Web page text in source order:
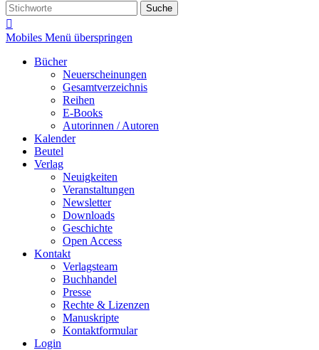
Suche

Mobiles Menü überspringen
Bücher
Neuerscheinungen
Gesamtverzeichnis
Reihen
E-Books
Autorinnen / Autoren
Kalender
Beutel
Verlag
Neuigkeiten
Veranstaltungen
Newsletter
Downloads
Geschichte
Open Access
Kontakt
Verlagsteam
Buchhandel
Presse
Rechte & Lizenzen
Manuskripte
Kontaktformular
Login